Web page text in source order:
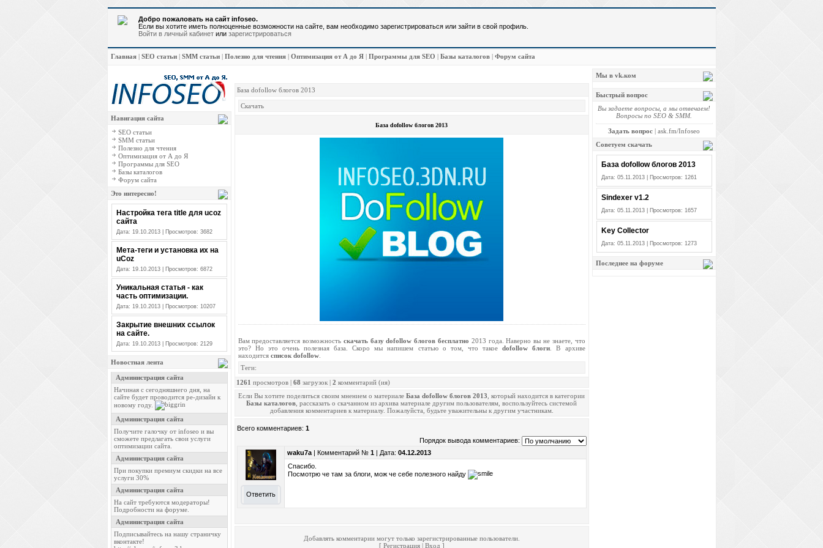
Добро пожаловать на сайт infoseo.
Если вы хотите иметь полноценные возможности на сайте, вам необходимо зарегистрироваться или зайти в свой профиль.
Войти в личный кабинетили зарегистрироваться
Главная| SEO статьи| SMM статьи| Полезно для чтения| Оптимизация от А до Я| Программы для SEO | Базы каталогов| Форум сайта
Навигация сайта
SEO статьи
SMM статьи
Полезно для чтения
Оптимизация от А до Я
Программы для SEO
Базы каталогов
Форум сайта
Это интересно!
Настройка тега title для ucoz
сайта
Дата: 19.10.2013 | Просмотров: 3682
Мета-теги и установка их на
uCoz
Дата: 19.10.2013 | Просмотров: 6872
Уникальная статья - как
часть оптимизации.
Дата: 19.10.2013 | Просмотров: 10207
Закрытие внешних ссылок
на сайте.
Дата: 19.10.2013 | Просмотров: 2129
Новостная лента
Мы в vk.ком
Быстрый вопрос
Вы задаете вопросы, а мы отвечаем!
Вопросы по SEO & SMM.
Задать вопрос | ask.fm/Infoseo
Советуем скачать
База dofollow блогов 2013
Дата: 05.11.2013 | Просмотров: 1261
Sindexer v1.2
Дата: 05.11.2013 | Просмотров: 1657
Key Collector
Дата: 05.11.2013 | Просмотров: 1273
Последнее на форуме
База dofollow блогов 2013
Скачать
База dofollow блогов 2013
Вам предоставляется возможность скачать базу dofollow блогов бесплатно 2013 года. Наверно вы не знаете, что
это? Но это очень полезная база. Скоро мы напишем статью о том, что такоеdofollow блоги . В архиве
находится список dofollow.
Теги:
1261 просмотров | 68 загрузок | 2 комментарий (ия)
Если Вы хотите поделиться своим мнением о материале База dofollow блогов 2013 , который находится в категории
Базы каталогов , рассказать о скачанном из архива материале другим пользователям, воспользуйтесь системой
добавления комментариев к материалу. Пожалуйста, будьте уважительны к другим участникам.
Всего комментариев: 1
Порядок вывода комментариев:
Ответить
waku7a| Комментарий № 1| Дата: 04.12.2013
Спасибо.
Посмотрю че там за блоги, мож че себе полезного найду
Добавлять комментарии могут только зарегистрированные пользователи.
[ Регистрация| Вход ]